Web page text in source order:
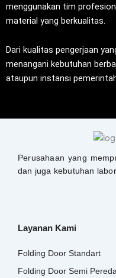
menggunakan tim
material yang berkualitas.
Dari kualitas pengerjaan
menangani kebutuhan
ataupun instansi
Perusahaan yang
dan juga kebutuhan
Layanan Kami
Folding Door Standart
Folding Door Semi